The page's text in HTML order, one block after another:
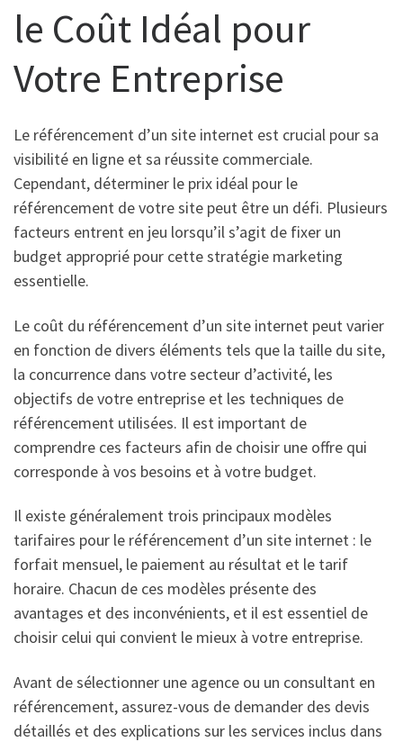
le Coût Idéal pour
Votre Entreprise
Le référencement d’un site internet est crucial pour sa
visibilité en ligne et sa réussite commerciale.
Cependant, déterminer le prix idéal pour le
référencement de votre site peut être un défi. Plusieurs
facteurs entrent en jeu lorsqu’il s’agit de fixer un
budget approprié pour cette stratégie marketing
essentielle.
Le coût du référencement d’un site internet peut varier
en fonction de divers éléments tels que la taille du site,
la concurrence dans votre secteur d’activité, les
objectifs de votre entreprise et les techniques de
référencement utilisées. Il est important de
comprendre ces facteurs afin de choisir une offre qui
corresponde à vos besoins et à votre budget.
Il existe généralement trois principaux modèles
tarifaires pour le référencement d’un site internet : le
forfait mensuel, le paiement au résultat et le tarif
horaire. Chacun de ces modèles présente des
avantages et des inconvénients, et il est essentiel de
choisir celui qui convient le mieux à votre entreprise.
Avant de sélectionner une agence ou un consultant en
référencement, assurez-vous de demander des devis
détaillés et des explications sur les services inclus dans